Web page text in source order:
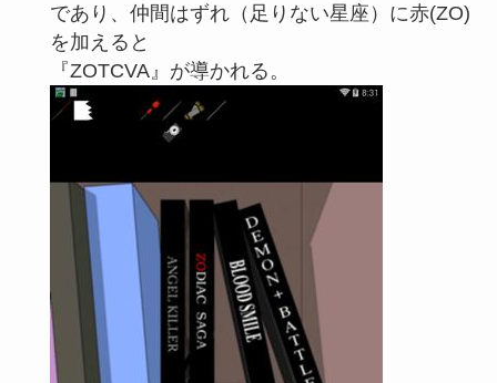
であり、仲間はずれ（足りない星座）に赤(ZO)
を加えると
『ZOTCVA』が導かれる。